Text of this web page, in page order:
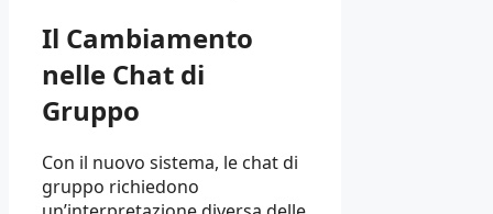
Il Cambiamento
nelle Chat di
Gruppo
Con il nuovo sistema, le chat di
gruppo richiedono